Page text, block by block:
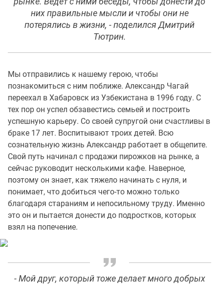
них правильные мысли и чтобы они не
потерялись в жизни, - поделился Дмитрий
Тютрин.
Мы отправились к нашему герою, чтобы
познакомиться с ним поближе. Александр Чагай
переехал в Хабаровск из Узбекистана в 1996 году. С
тех пор он успел обзавестись семьей и построить
успешную карьеру. Со своей супругой они счастливы в
браке 17 лет. Воспитывают троих детей. Всю
сознательную жизнь Александр работает в общепите.
Свой путь начинал с продажи пирожков на рынке, а
сейчас руководит несколькими кафе. Наверное,
поэтому он знает, как тяжело начинать с нуля, и
понимает, что добиться чего-то можно только
благодаря стараниям и непосильному труду. Именно
это он и пытается донести до подростков, которых
взял на попечение.
- Мой друг, который тоже делает много добрых